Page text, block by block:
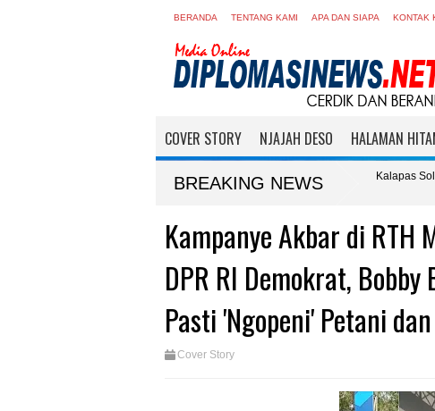
BERANDA TENTANG KAMI APA DAN SIAPA KONTAK
COVER STORY NJAJAH DESO HALAMAN
BREAKING NEWS
Gelar 'Funwalk Keluarga' Sambut Kemerdekaan ke-81 RI, Kalapas Solichin :
Kampanye Akbar di RTH
DPR RI Demokrat,
Pasti 'Ngopeni' Petani
Cover Story